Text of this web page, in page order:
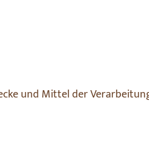
und Mittel der